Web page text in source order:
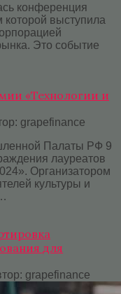
конференция
выступила
Это событие
«Технологии и
grapefinance
Палаты РФ 9
лауреатов
Организатором
культуры и
для
grapefinance